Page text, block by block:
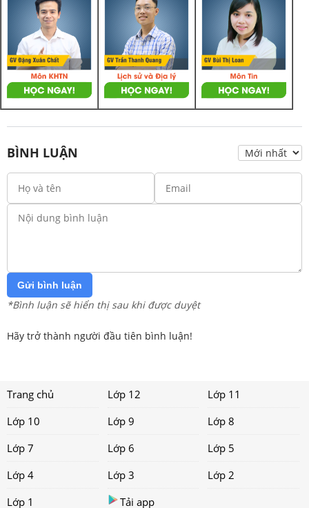
BÌNH LUẬN
Gửi bình luận
*Bình luận sẽ hiển thị sau khi được duyệt
Hãy trở thành người đầu tiên bình luận!
Trang chủ Lớp 12
Lớp 11
Lớp 10
Lớp 9
Lớp 8
Lớp 7
Lớp 6
Lớp 5
Lớp 4
Lớp 3
Lớp 2
Lớp 1
Tải app